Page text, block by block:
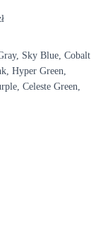
Sky Blue, Cobalt
Hyper Green,
Celeste Green,